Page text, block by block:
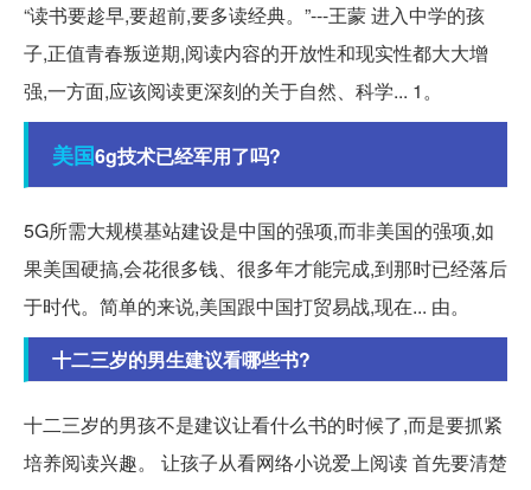
“读书要趁早,要超前,要多读经典。”---王蒙 进入中学的孩
子,正值青春叛逆期,阅读内容的开放性和现实性都大大增
强,一方面,应该阅读更深刻的关于自然、科学... 1。
美国6g技术已经军用了吗?
5G所需大规模基站建设是中国的强项,而非美国的强项,如
果美国硬搞,会花很多钱、很多年才能完成,到那时已经落后
于时代。简单的来说,美国跟中国打贸易战,现在... 由。
十二三岁的男生建议看哪些书?
十二三岁的男孩不是建议让看什么书的时候了,而是要抓紧
培养阅读兴趣。 让孩子从看网络小说爱上阅读 首先要清楚